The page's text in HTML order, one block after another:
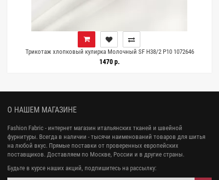
Трикотаж хлопковый кулирка Молочный SF H38/2 P10 1072646
1470 р.
О НАШЕМ МАГАЗИНЕ
Fashion Fabric - интернет магазин итальянских тканей и швейной
фурнитуры. Всегда в наличии - тысячи наименований товаров для шитья
на любой вкус. Прямые поставки от проверенных европейских
поставщиков. Доставляем по Москве, России и в другие страны.
Будьте в курсе наших акций, подпишитесь на рассылку: